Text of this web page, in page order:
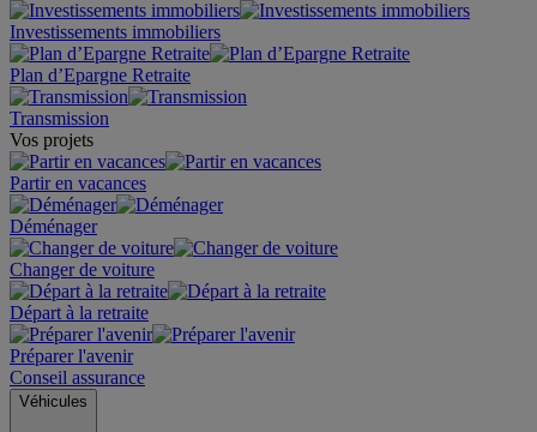
Investissements immobiliers
Plan d’Epargne Retraite
Transmission
Vos projets
Partir en vacances
Déménager
Changer de voiture
Départ à la retraite
Préparer l'avenir
Conseil assurance
Véhicules